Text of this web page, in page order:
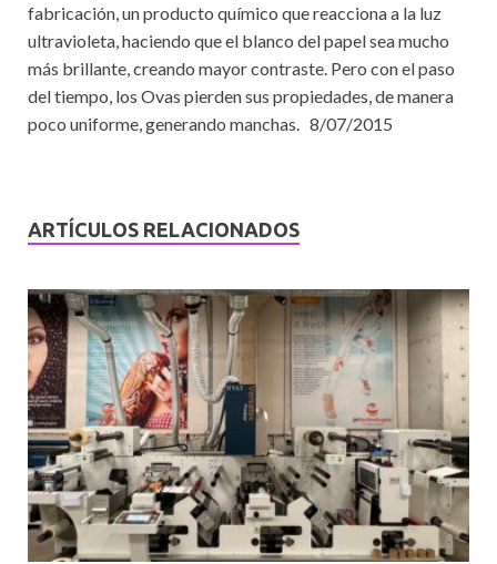
fabricación, un producto químico que reacciona a la luz
ultravioleta, haciendo que el blanco del papel sea mucho
más brillante, creando mayor contraste. Pero con el paso
del tiempo, los Ovas pierden sus propiedades, de manera
poco uniforme, generando manchas. 8/07/2015
ARTÍCULOS RELACIONADOS